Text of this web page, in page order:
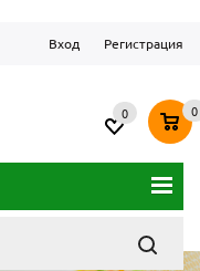
Вход Регистрация
0 0